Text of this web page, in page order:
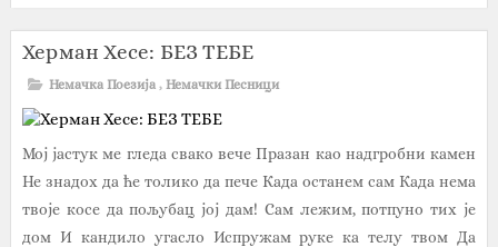
Херман Хесе: БЕЗ ТЕБЕ
Немачка Поезија , Немачки Песници
Мој јастук ме гледа свако вече Празан као надгробни камен
Не знадох да ће толико да пече Када останем сам Када нема
твоје косе да пољубац јој дам! Сам лежим, потпуно тих је
дом И кандило угасло Испружам руке ка телу твом Да